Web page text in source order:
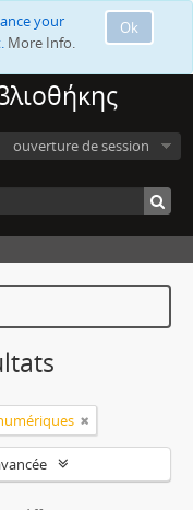
Ok
your
More Info.
ouverture de session